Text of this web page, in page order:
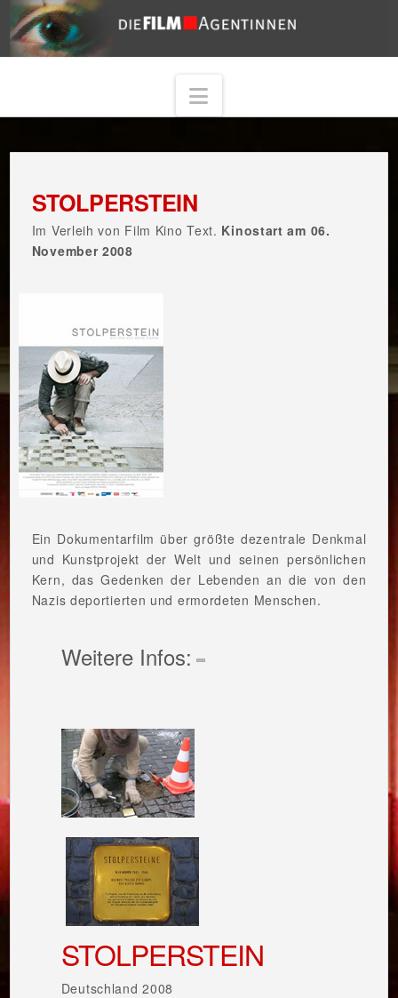
Navigation
STOLPERSTEIN
Im Verleih von Film Kino Text. Kinostart am 06.
November 2008
Ein Dokumentarfilm über größte dezentrale Denkmal
und Kunstprojekt der Welt und seinen persönlichen
Kern, das Gedenken der Lebenden an die von den
Nazis deportierten und ermordeten Menschen.
Weitere Infos:
STOLPERSTEIN
Deutschland 2008